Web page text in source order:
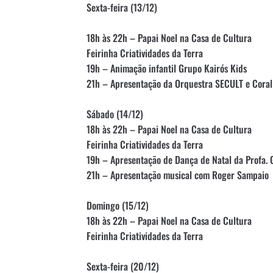
Sexta-feira (13/12)
18h às 22h – Papai Noel na Casa de Cultura
Feirinha Criatividades da Terra
19h – Animação infantil Grupo Kairós Kids
21h – Apresentação da Orquestra SECULT e Coral
Sábado (14/12)
18h às 22h – Papai Noel na Casa de Cultura
Feirinha Criatividades da Terra
19h – Apresentação de Dança de Natal da Profa.
21h – Apresentação musical com Roger Sampaio
Domingo (15/12)
18h às 22h – Papai Noel na Casa de Cultura
Feirinha Criatividades da Terra
Sexta-feira (20/12)